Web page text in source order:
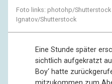
Foto links: photohp/Shutterstock
Ignatov/Shutterstock
Eine Stunde später
sichtlich aufgekratzt
Boy‘ hatte